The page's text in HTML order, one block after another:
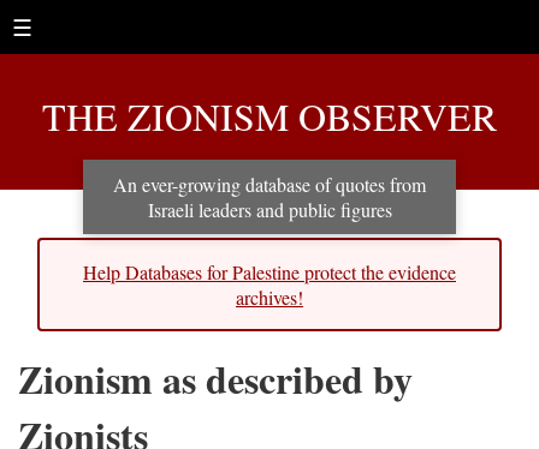
☰
THE ZIONISM OBSERVER
An ever-growing database of quotes from
Israeli leaders and public figures
Help Databases for Palestine protect the evidence
archives!
Zionism as described by
Zionists